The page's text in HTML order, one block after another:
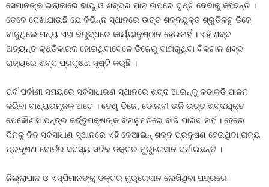
ସେମାନଙ୍କ ଇଲାକାରେ ବାୟୁ ଓ ଶବ୍ଦର ମାନ ଉପରେ ଦୃଷ୍ଟି ଦେବାକୁ କହିଛନ୍ତି ।
ତେବେ ଦେଖାଯାଉଛି ଯେ ବିଭିନ୍ନ ସ୍ଥାନରେ ଉଚ୍ଚ ଶବ୍ଦଯୁକ୍ତ ଶ୍ରୁତିକଟୂ ଡିଜେ
ବାଜୁଥିଲେ ମଧ୍ୟ ଏହା ବିରୁଦ୍ଧରେ କାର୍ଯ୍ୟାନୁଷ୍ଠାନ ହେଉନାହିଁ । ଏହି ଶବ୍ଦ
ଅତ୍ୟନ୍ତ କ୍ଷତିକାରକ ହୋଇଥିବାବେଳେ ଡିଜେରୁ ବାହାରୁଥିବା ବିକଟାଳ ଶବ୍ଦ
ରାଜ୍ୟରେ ଶବ୍ଦ ପ୍ରଦୂଷଣ ସୃଷ୍ଟି କରୁଛି ।
ପର୍ବ ପର୍ବାଣୀ ସମୟରେ ସର୍ବସାଧାରଣ ସ୍ଥାନରେ ଶବ୍ଦ ଆଇନ୍‍କୁ କଡାକଡି ପାଳନ
କରିବା ବାଧ୍ୟତାମୂଳକ ଅଟେ । ତେଣୁ ଡିଜେ, ଡୋଲବୀ ଭଳି ଉଚ୍ଚ ଶବ୍ଦଯୁକ୍ତ
ଯେକୌଣସି ଯନ୍ତ୍ର କର୍ତ୍ତୃପକ୍ଷଙ୍କ ବିନାନୁମତିରେ ବାଜି ପାରିବ ନାହିଁ । ହେଲେ
ଦିନକୁ ଦିନ ସର୍ବସାଧାଣ ସ୍ଥାନରେ ଏହି ବେଆଇନ୍‍ ଶବ୍ଦ ପ୍ରଦୂଷଣ ହେଉଥିବା ରାଜ୍ୟ
ପ୍ରଦୂଷଣ ବୋର୍ଡର ସଦସ୍ୟ ସଚିବ ଡକ୍ଟର.ମୁରୁଗେସାନ ଦର୍ଶାଇଛନ୍ତି ।
ଜିଲ୍ଲାପାଳ ଓ ଏସ୍‍ପିମାନଙ୍କୁ ଡକ୍ଟର ମୁରୁଗେସାନ ଲେଖିଥିବା ପତ୍ରରେ